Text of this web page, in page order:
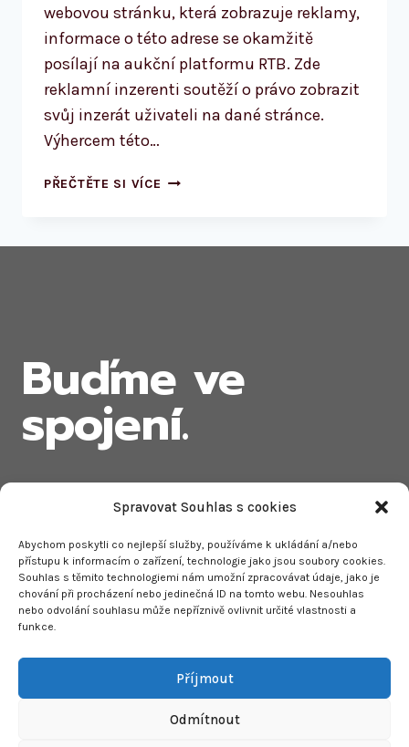
Spravovat Souhlas s cookies
Abychom poskytli co nejlepší služby, používáme k ukládání a/nebo
přístupu k informacím o zařízení, technologie jako jsou soubory cookies.
Souhlas s těmito technologiemi nám umožní zpracovávat údaje, jako je
chování při procházení nebo jedinečná ID na tomto webu. Nesouhlas
nebo odvolání souhlasu může nepříznivě ovlivnit určité vlastnosti a
funkce.
Příjmout
Odmítnout
webovou stránku, která zobrazuje reklamy,
informace o této adrese se okamžitě
posílají na aukční platformu RTB. Zde
reklamní inzerenti soutěží o právo zobrazit
svůj inzerát uživateli na dané stránce.
Výhercem této…
PŘEČTĚTE SI VÍCE RTB
Buďme ve
spojení.
KONTAKTUJTE MĚ
Linkedin Email
Mobil
Instagram